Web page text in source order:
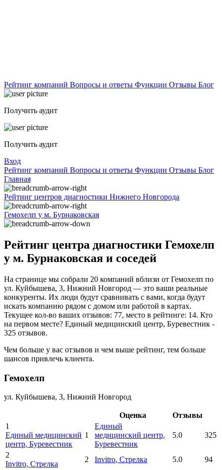
Рейтинг компаний Вопросы и ответы Функции Отзывы Блог
Получить аудит
Получить аудит
Вход
Рейтинг компаний Вопросы и ответы Функции Отзывы Блог
Главная
Рейтинг центров диагностики Нижнего Новгорода
Гемохелп у м. Бурнаковская
Рейтинг центра диагностики Гемохелп
у м. Бурнаковская и соседей
На странице мы собрали 20 компаний вблизи от Гемохелп по
ул. Куйбышева, 3, Нижний Новгород — это ваши реальные
конкуренты. Их люди будут сравнивать с вами, когда будут
искать компанию рядом с домом или работой в картах.
Текущее кол-во ваших отзывов: 77, место в рейтинге: 14. Кто
на первом месте? Единый медицинский центр, Буревестник -
325 отзывов.
Чем больше у вас отзывов и чем выше рейтинг, тем больше
шансов привлечь клиента.
Гемохелп
ул. Куйбышева, 3, Нижний Новгород
Оценка
Отзывы
1
Единый медицинский
центр, Буревестник
1
Единый
медицинский центр,
Буревестник
5.0 325
2
Invitro, Стрелка
2 Invitro, Стрелка 5.0
94